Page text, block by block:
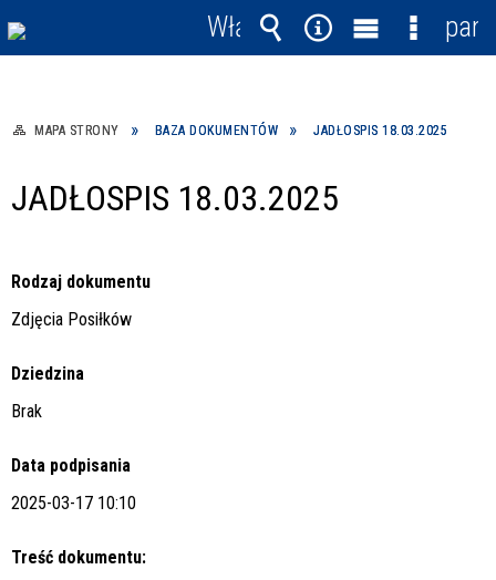
MAPA STRONY BAZA DOKUMENTÓW JADŁOSPIS 18.03.2025
JADŁOSPIS 18.03.2025
Rodzaj dokumentu
Zdjęcia Posiłków
Dziedzina
Brak
Data podpisania
2025-03-17 10:10
Treść dokumentu:
Włącz
powiadomienia
Wyszukiwarka
Narzędzia
MenuMenu